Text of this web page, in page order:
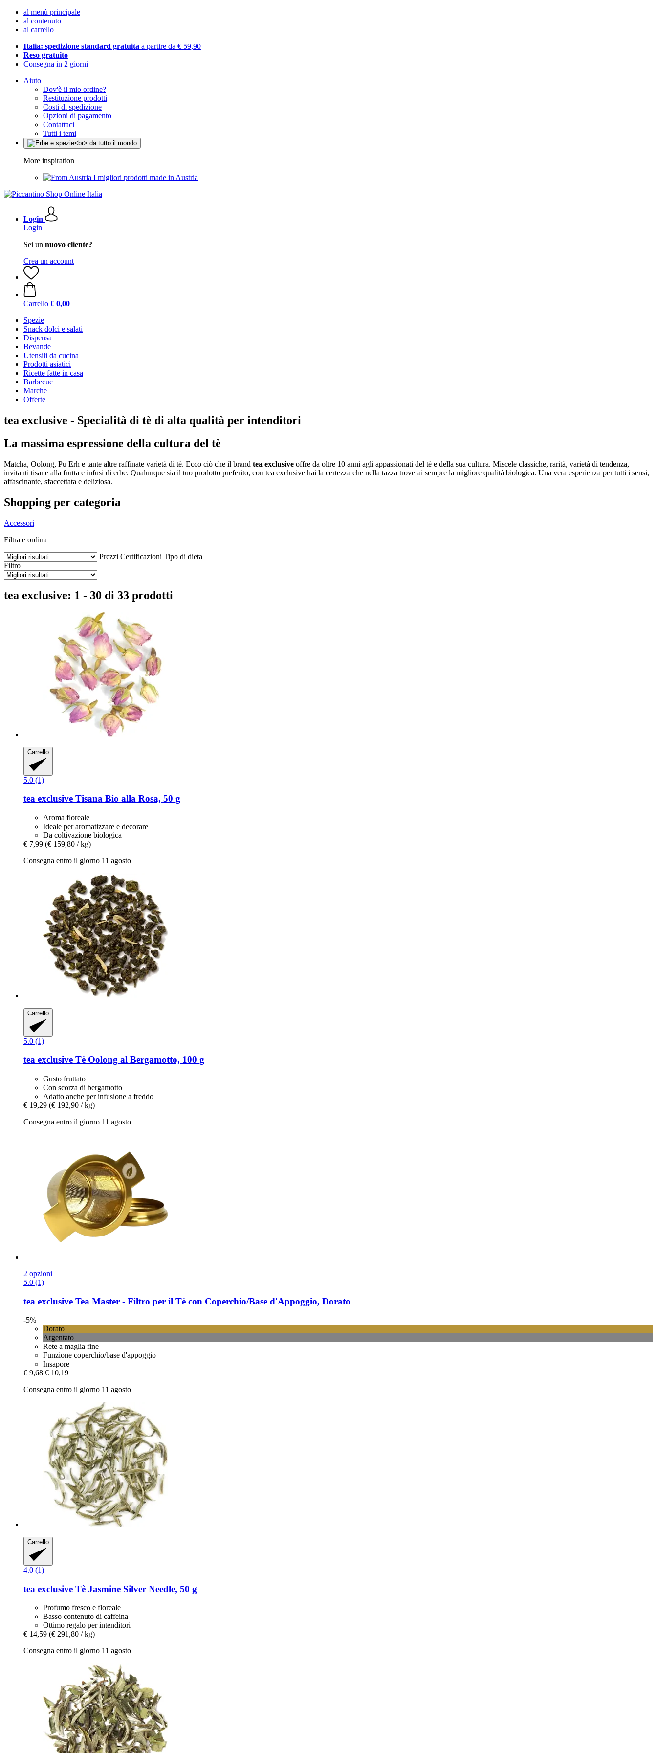
al menù principale
al contenuto
al carrello
Italia: spedizione standard gratuita a partire da € 59,90
Reso gratuito
Consegna in 2 giorni
Aiuto
Dov'è il mio ordine?
Restituzione prodotti
Costi di spedizione
Opzioni di pagamento
Contattaci
Tutti i temi
More inspiration
I migliori prodotti made in Austria
Login
Login
Sei un nuovo cliente?
Crea un account
Carrello € 0,00
Spezie
Snack dolci e salati
Dispensa
Bevande
Utensili da cucina
Prodotti asiatici
Ricette fatte in casa
Barbecue
Marche
Offerte
tea exclusive - Specialità di tè di alta qualità per intenditori
La massima espressione della cultura del tè
Matcha, Oolong, Pu Erh e tante altre raffinate varietà di tè. Ecco ciò che il brand tea exclusive offre da oltre 10 anni agli appassionati del tè e della sua cultura. Miscele classiche, rarità, varietà di tendenza,
invitanti tisane alla frutta e infusi di erbe. Qualunque sia il tuo prodotto preferito, con tea exclusive hai la certezza che nella tazza troverai sempre la migliore qualità biologica. Una vera esperienza per tutti i sensi,
affascinante, sfaccettata e deliziosa.
Shopping per categoria
Accessori
Filtra e ordina
Prezzi Certificazioni Tipo di dieta
Filtro
tea exclusive: 1 - 30 di 33 prodotti
Carrello
5.0 (1)
tea exclusive Tisana Bio alla Rosa, 50 g
Aroma floreale
Ideale per aromatizzare e decorare
Da coltivazione biologica
€ 7,99 (€ 159,80 / kg)
Consegna entro il giorno 11 agosto
Carrello
5.0 (1)
tea exclusive Tè Oolong al Bergamotto, 100 g
Gusto fruttato
Con scorza di bergamotto
Adatto anche per infusione a freddo
€ 19,29 (€ 192,90 / kg)
Consegna entro il giorno 11 agosto
2 opzioni
5.0 (1)
tea exclusive Tea Master -​ Filtro per il Tè con Coperchio/Base d'Appoggio, Dorato
-5%
Dorato
Argentato
Rete a maglia fine
Funzione coperchio/base d'appoggio
Insapore
€ 9,68 € 10,19
Consegna entro il giorno 11 agosto
Carrello
4.0 (1)
tea exclusive Tè Jasmine Silver Needle, 50 g
Profumo fresco e floreale
Basso contenuto di caffeina
Ottimo regalo per intenditori
€ 14,59 (€ 291,80 / kg)
Consegna entro il giorno 11 agosto